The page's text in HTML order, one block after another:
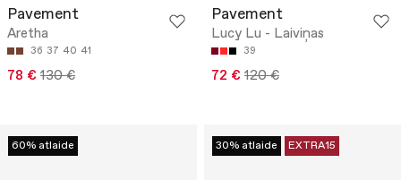
Pavement
Aretha
36 37 40 41
78 € 130 €
Pavement
Lucy Lu - Laiviņas
39
72 € 120 €
60% atlaide 30% atlaide EXTRA15